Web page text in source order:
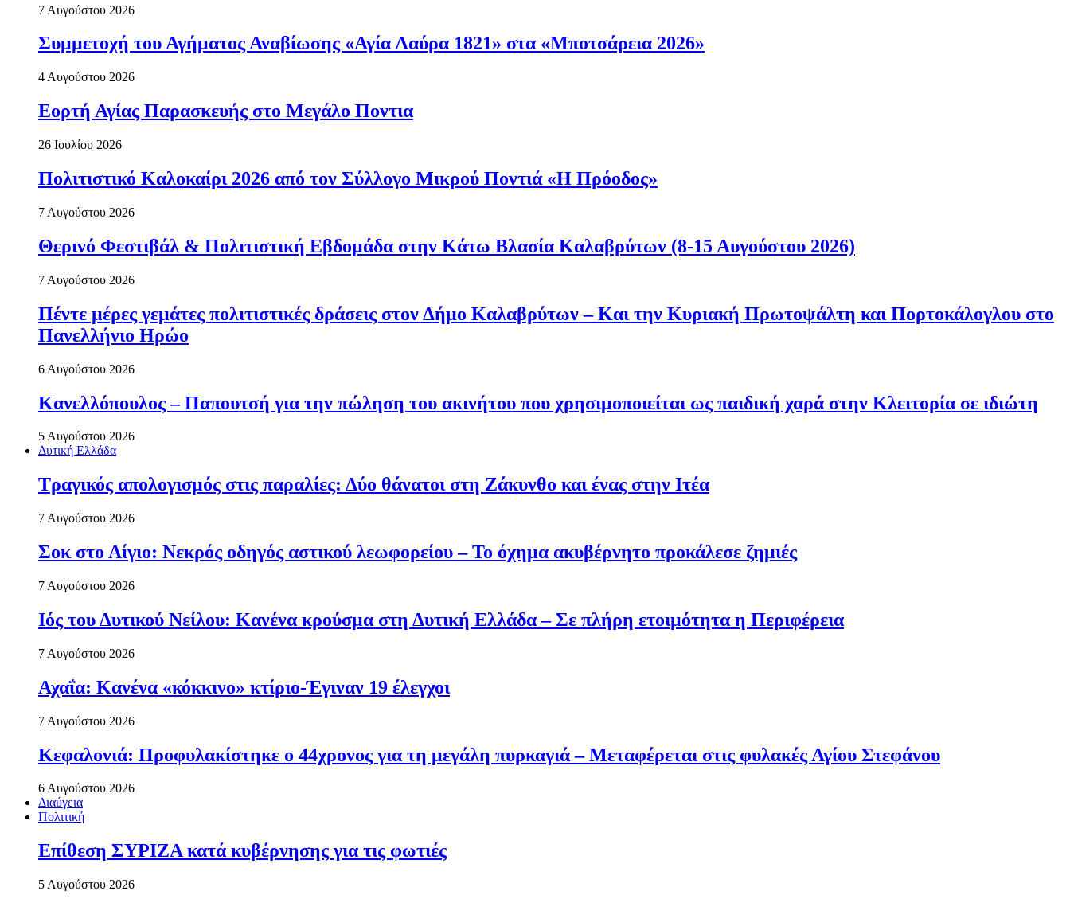
7 Αυγούστου 2026
Συμμετοχή του Αγήματος Αναβίωσης «Αγία Λαύρα 1821» στα «Μποτσάρεια 2026»
4 Αυγούστου 2026
Εορτή Αγίας Παρασκευής στο Μεγάλο Ποντια
26 Ιουλίου 2026
Πολιτιστικό Καλοκαίρι 2026 από τον Σύλλογο Μικρού Ποντιά «Η Πρόοδος»
7 Αυγούστου 2026
Θερινό Φεστιβάλ & Πολιτιστική Εβδομάδα στην Κάτω Βλασία Καλαβρύτων (8-15 Αυγούστου 2026)
7 Αυγούστου 2026
Πέντε μέρες γεμάτες πολιτιστικές δράσεις στον Δήμο Καλαβρύτων – Και την Κυριακή Πρωτοψάλτη και Πορτοκάλογλου στο
Πανελλήνιο Ηρώο
6 Αυγούστου 2026
Κανελλόπουλος – Παπουτσή για την πώληση του ακινήτου που χρησιμοποιείται ως παιδική χαρά στην Κλειτορία σε ιδιώτη
5 Αυγούστου 2026
Δυτική Ελλάδα
Τραγικός απολογισμός στις παραλίες: Δύο θάνατοι στη Ζάκυνθο και ένας στην Ιτέα
7 Αυγούστου 2026
Σοκ στο Αίγιο: Νεκρός οδηγός αστικού λεωφορείου – Το όχημα ακυβέρνητο προκάλεσε ζημιές
7 Αυγούστου 2026
Ιός του Δυτικού Νείλου: Κανένα κρούσμα στη Δυτική Ελλάδα – Σε πλήρη ετοιμότητα η Περιφέρεια
7 Αυγούστου 2026
Αχαΐα: Κανένα «κόκκινο» κτίριο-Έγιναν 19 έλεγχοι
7 Αυγούστου 2026
Κεφαλονιά: Προφυλακίστηκε ο 44χρονος για τη μεγάλη πυρκαγιά – Μεταφέρεται στις φυλακές Αγίου Στεφάνου
6 Αυγούστου 2026
Διαύγεια
Πολιτική
Επίθεση ΣΥΡΙΖΑ κατά κυβέρνησης για τις φωτιές
5 Αυγούστου 2026